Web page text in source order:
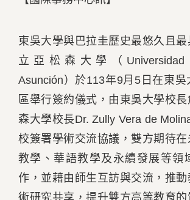
東吳大學與巴拉圭歷史最悠久且最
立亞松森大學（Universidad
Asunción）於113年9月5日在東吳
區舉行簽約儀式，由東吳大學校
森大學校長Dr. Zully Vera de
校簽署學術交流協議，雙方期待
教學、華語教學及永續發展等領
作，並藉由師生互訪與交流，推
術研究共享，提升雙方高等教育